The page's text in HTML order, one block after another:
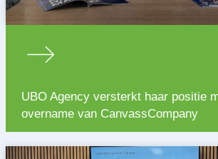
UBO Agency versterkt haar positie
overname van CanvassCompany